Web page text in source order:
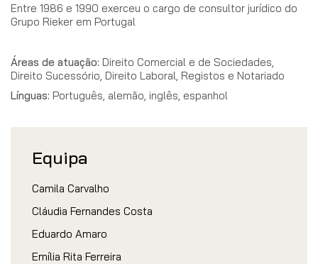
Entre 1986 e 1990 exerceu o cargo de consultor jurídico do
Grupo Rieker em Portugal
Áreas de atuação: Direito Comercial e de Sociedades,
Direito Sucessório, Direito Laboral, Registos e Notariado
Línguas: Português, alemão, inglês, espanhol
Equipa
Camila Carvalho
Cláudia Fernandes Costa
Eduardo Amaro
Emília Rita Ferreira